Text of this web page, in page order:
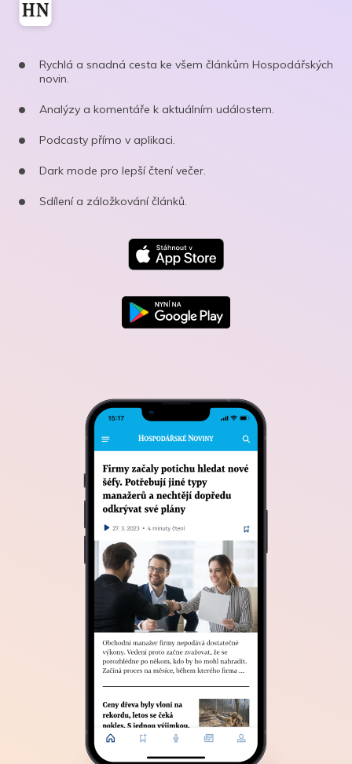
Rychlá a snadná cesta ke všem článkům Hospodářských
novin.
Analýzy a komentáře k aktuálním událostem.
Podcasty přímo v aplikaci.
Dark mode pro lepší čtení večer.
Sdílení a záložkování článků.